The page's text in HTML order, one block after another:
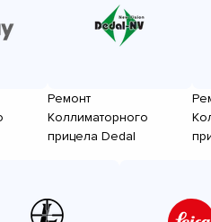
Ремонт
Коллиматорного
прицела Dedal